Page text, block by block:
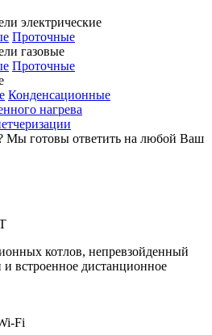
электрические
Проточные
газовые
Проточные
Конденсационные
нагрева
Мы готовы ответить на любой Ваш
котлов, непревзойденный
и встроенное дистанционное
Fi